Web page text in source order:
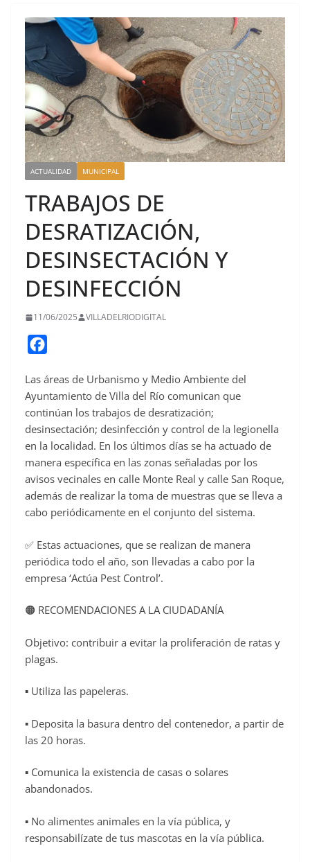
ACTUALIDAD MUNICIPAL
TRABAJOS DE
DESRATIZACIÓN,
DESINSECTACIÓN Y
DESINFECCIÓN
11/06/2025 VILLADELRIODIGITAL
c
e
o
o
k
Las áreas de Urbanismo y Medio Ambiente del
Ayuntamiento de Villa del Río comunican que
continúan los trabajos de desratización;
desinsectación; desinfección y control de la legionella
en la localidad. En los últimos días se ha actuado de
manera específica en las zonas señaladas por los
avisos vecinales en calle Monte Real y calle San Roque,
además de realizar la toma de muestras que se lleva a
cabo periódicamente en el conjunto del sistema.
✅ Estas actuaciones, que se realizan de manera
periódica todo el año, son llevadas a cabo por la
empresa ‘Actúa Pest Control’.
🟠 RECOMENDACIONES A LA CIUDADANÍA
Objetivo: contribuir a evitar la proliferación de ratas y
plagas.
▪ Utiliza las papeleras.
▪ Deposita la basura dentro del contenedor, a partir de
las 20 horas.
▪ Comunica la existencia de casas o solares
abandonados.
▪ No alimentes animales en la vía pública, y
responsabilízate de tus mascotas en la vía pública.